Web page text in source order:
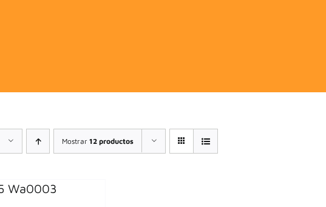
Mostrar 12 productos